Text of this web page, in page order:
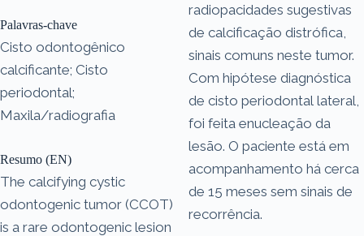
Palavras-chave
Cisto odontogênico
calcificante; Cisto
periodontal;
Maxila/radiografia
Resumo (EN)
The calcifying cystic
odontogenic tumor (CCOT)
is a rare odontogenic lesion
radiopacidades sugestivas
de calcificação distrófica,
sinais comuns neste tumor.
Com hipótese diagnóstica
de cisto periodontal lateral,
foi feita enucleação da
lesão. O paciente está em
acompanhamento há cerca
de 15 meses sem sinais de
recorrência.